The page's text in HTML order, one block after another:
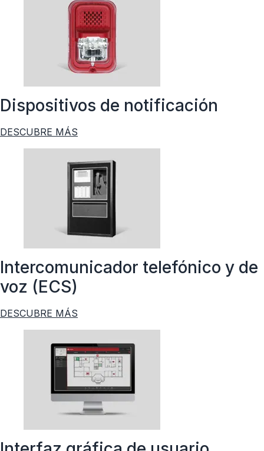
Dispositivos de notificación
DESCUBRE MÁS
Intercomunicador telefónico y de
voz (ECS)
DESCUBRE MÁS